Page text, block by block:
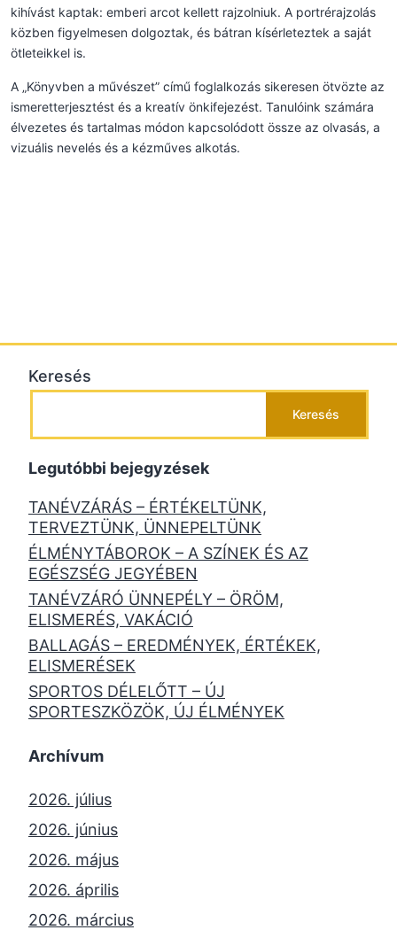
kihívást kaptak: emberi arcot kellett rajzolniuk. A portrérajzolás
közben figyelmesen dolgoztak, és bátran kísérleteztek a saját
ötleteikkel is.
A „Könyvben a művészet” című foglalkozás sikeresen ötvözte az
ismeretterjesztést és a kreatív önkifejezést. Tanulóink számára
élvezetes és tartalmas módon kapcsolódott össze az olvasás, a
vizuális nevelés és a kézműves alkotás.
Keresés
Keresés
Legutóbbi bejegyzések
TANÉVZÁRÁS – ÉRTÉKELTÜNK,
TERVEZTÜNK, ÜNNEPELTÜNK
ÉLMÉNYTÁBOROK – A SZÍNEK ÉS AZ
EGÉSZSÉG JEGYÉBEN
TANÉVZÁRÓ ÜNNEPÉLY – ÖRÖM,
ELISMERÉS, VAKÁCIÓ
BALLAGÁS – EREDMÉNYEK, ÉRTÉKEK,
ELISMERÉSEK
SPORTOS DÉLELŐTT – ÚJ
SPORTESZKÖZÖK, ÚJ ÉLMÉNYEK
Archívum
2026. július
2026. június
2026. május
2026. április
2026. március